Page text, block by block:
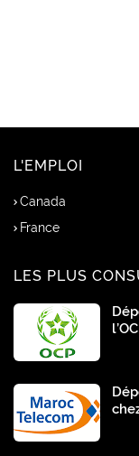
L'EMPLOI
Canada
France
LES PLUS